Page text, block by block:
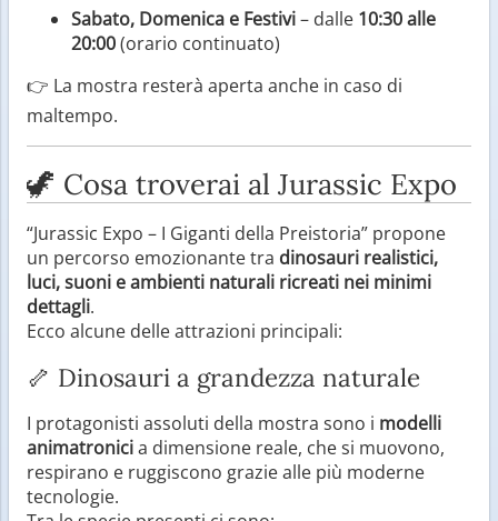
Sabato, Domenica e Festivi– dalle 10:30 alle
20:00(orario continuato)
👉 La mostra resterà aperta anche in caso di
maltempo.
🦖 Cosa troverai al Jurassic Expo
“Jurassic Expo – I Giganti della Preistoria” propone
un percorso emozionante tra dinosauri realistici,
luci, suoni e ambienti naturali ricreati nei minimi
dettagli.
Ecco alcune delle attrazioni principali:
🦴 Dinosauri a grandezza naturale
I protagonisti assoluti della mostra sono i modelli
animatronicia dimensione reale, che si muovono,
respirano e ruggiscono grazie alle più moderne
tecnologie.